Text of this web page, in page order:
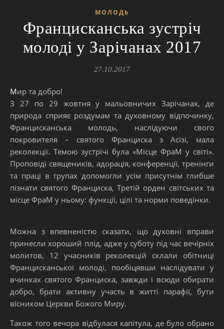
МОЛОДЬ
Францисканська зустріч
молоді у Зарічанах 2017
27.10.2017
Мир та добро!
З 27 по 29 жовтня у мальовничих Зарічанах, де
природа сприяє роздумам та духовному відпочинку,
Францисканська молодь, наслідуючи свого
покровителя – святого Франциска з Асізі, мала
реколекції. Темою зустрічі була «Місце ФраМ у світі».
Проповіді священиків, адорація, конференції, тренінги
та праці в групах допомогли усім присутнім глибше
пізнати святого Франциска, Третій орден світських та
місце ФраМ у ньому: функції, цілі та норми поведінки.
Можна з впевненістю сказати, що духовні вправи
принесли хороший плід, адже у суботу під час вечірніх
молитов, 12 учасників реколекцій склали обітниці
Францисканської молоді, пообіцявши наслідувати у
вчинках святого Франциска, завжди і всюди обирати
добро, брати активну участь в житті парафії, бути
вісником Церкви Божого Миру.
Також того вечора відбулася капітула, де було обрано